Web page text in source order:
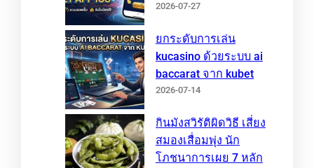
2026-07-27
ยกระดับการเล่น
kucasino ด้วยระบบ ai
baccarat จาก kubet
2026-07-14
กินมังสวิรัติผิดวิธี เสี่ยง
สมองเสื่อมพุ่ง นัก
โภชนาการเผย 7 หลัก